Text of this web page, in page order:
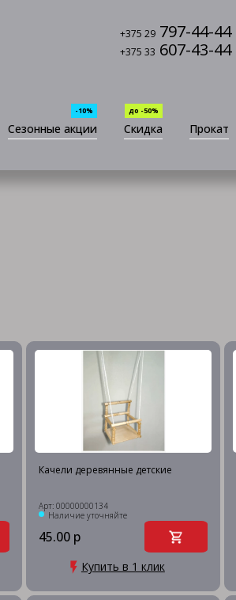
+375 29 797-44-44
+375 33 607-43-44
Сезонные акции
-10%
Скидка
до -50%
Прокат
Качели деревянные детские
Арт: 00000000134
Наличие уточняйте
45.00 р
Купить в 1 клик